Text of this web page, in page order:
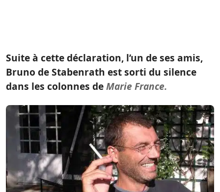
Suite à cette déclaration, l’un de ses amis,
Bruno de Stabenrath est sorti du silence
dans les colonnes deMarie France.